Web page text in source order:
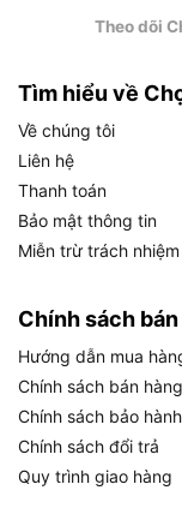
hợp với
Với đội bảo
việc.
Tóm lại,
cần thao tác
tính chủ động
phần tiếp theo
Bộ 26 chi
có đủ dùng
Bộ 26 chi tiết
Theo dõi
Tìm hiểu về
Về chúng tôi
Liên hệ
Thanh toán
Bảo mật thông tin
Miễn trừ trách nhiệm
Chính sách
Hướng dẫn mua
Chính sách bán hàng
Chính sách bảo hành
Chính sách đổi trả
Quy trình giao hàng